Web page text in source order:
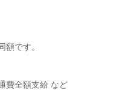
です。
費全額支給 など